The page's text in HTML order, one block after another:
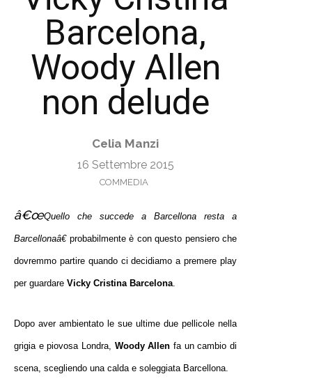
Barcelona,
Woody Allen
non delude
Celia Manzi
16 Settembre 2015
COMMEDIA
â€œQuello che succede a Barcellona resta a
Barcellonaâ€probabilmente è con questo pensiero che
dovremmo partire quando ci decidiamo a premere play
per guardare Vicky Cristina Barcelona
Dopo aver ambientato le sue ultime due pellicole nella
grigia e piovosa Londra, Woody Allen fa un cambio di
scena, scegliendo una calda e soleggiata Barcellona.